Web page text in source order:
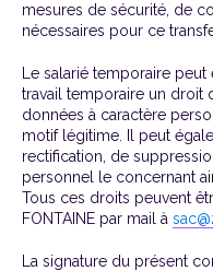
mesures de sécurité, de
nécessaires pour ce
Le salarié temporaire
travail temporaire un droit
données à caractère
motif légitime. Il peut
rectification, de
personnel le concernant
Tous ces droits peuvent
FONTAINE par mail à
La signature du présent